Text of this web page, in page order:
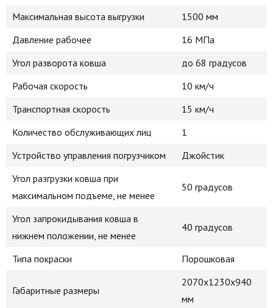
Максимальная высота выгрузки
1500 мм
Давление рабочее
16 МПа
Угол разворота ковша
до 68 градусов
Рабочая скорость
10 км/ч
Транспортная скорость
15 км/ч
Количество обслуживающих лиц
1
Устройство управления погрузчиком
Джойстик
Угол разгрузки ковша при
максимальном подъеме, не менее
50 градусов
Угол запрокидывания ковша в
нижнем положении, не менее
40 градусов
Типа покраски Порошковая
Габаритные размеры
2070x1230x940
мм